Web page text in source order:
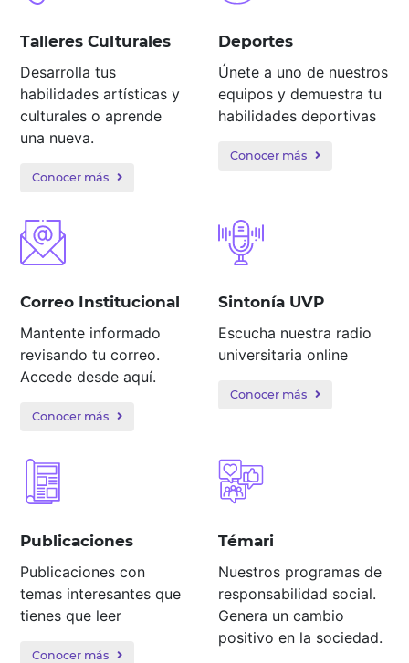
Talleres Culturales
Desarrolla tus
habilidades artísticas y
culturales o aprende
una nueva.
Conocer más
Deportes
Únete a uno de nuestros
equipos y demuestra tu
habilidades deportivas
Conocer más
Correo Institucional
Mantente informado
revisando tu correo.
Accede desde aquí.
Conocer más
Sintonía UVP
Escucha nuestra radio
universitaria online
Conocer más
Publicaciones
Publicaciones con
temas interesantes que
tienes que leer
Conocer más
Témari
Nuestros programas de
responsabilidad social.
Genera un cambio
positivo en la sociedad.